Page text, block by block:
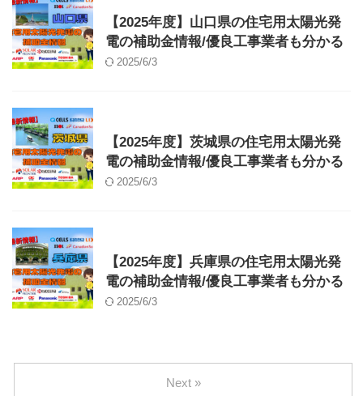
【2025年度】山口県の住宅用太陽光発
電の補助金情報/優良工事業者も分かる
2025/6/3
【2025年度】茨城県の住宅用太陽光発
電の補助金情報/優良工事業者も分かる
2025/6/3
【2025年度】兵庫県の住宅用太陽光発
電の補助金情報/優良工事業者も分かる
2025/6/3
Next »